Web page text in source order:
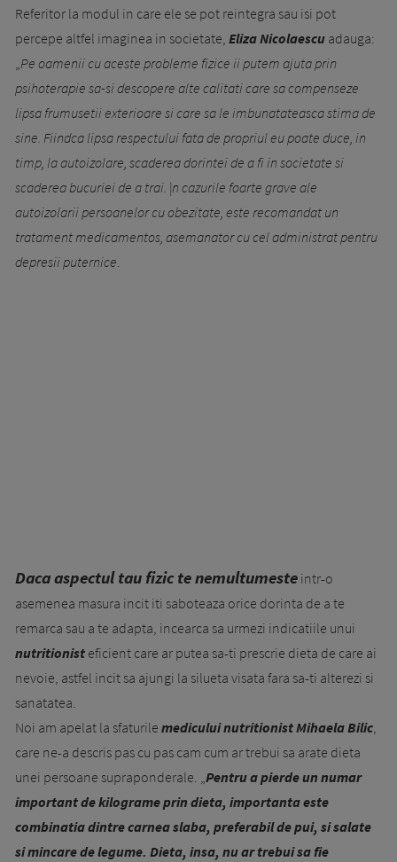
Referitor la modul in care ele se pot reintegra sau isi pot
percepe altfel imaginea in societate, Eliza Nicolaescu adauga:
Pe oamenii cu aceste probleme fizice ii putem ajuta prin
psihoterapie sa-si descopere alte calitati care sa compenseze
lipsa frumusetii exterioare si care sa le imbunatateasca stima de
sine. Fiindca lipsa respectului fata de propriul eu poate duce, in
timp, la autoizolare, scaderea dorintei de a fi in societate si
scaderea bucuriei de a trai. |n ca­zu­rile foarte grave ale
autoizolarii persoanelor cu obezitate, este recomandat un
tratament medicamentos, asemanator cu cel administrat pentru
depresii puternice
Daca aspectul tau fizic te nemultumeste intr-o
asemenea masura incit iti saboteaza orice dorinta de a te
remarca sau a te adapta, incearca sa urmezi indicatiile unui
nutritionist eficient care ar putea sa-ti prescrie dieta de care ai
nevoie, astfel incit sa ajungi la silueta visata fara sa-ti alterezi si
sanatatea.
Noi am apelat la sfaturile medicului nutritionist Mihaela Bilic
care ne-a descris pas cu pas cam cum ar trebui sa arate dieta
unei persoane supraponderale. „ Pentru a pierde un numar
important de kilograme prin dieta, importanta este
combinatia dintre carnea slaba, preferabil de pui, si salate
si mincare de legume. Dieta, insa, nu ar trebui sa fie